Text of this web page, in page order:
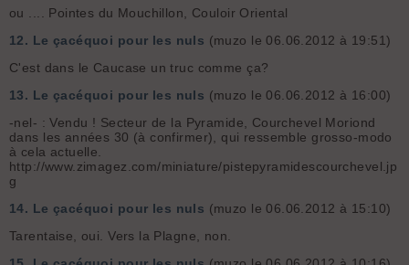
ou .... Pointes du Mouchillon, Couloir Oriental
12. Le çacéquoi pour les nuls (muzo le 06.06.2012 à 19:51)
C'est dans le Caucase un truc comme ça?
13. Le çacéquoi pour les nuls (muzo le 06.06.2012 à 16:00)
-nel- : Vendu ! Secteur de la Pyramide, Courchevel Moriond
dans les années 30 (à confirmer), qui ressemble grosso-modo
à cela actuelle.
http://www.zimagez.com/miniature/pistepyramidescourchevel.jp
g
14. Le çacéquoi pour les nuls (muzo le 06.06.2012 à 15:10)
Tarentaise, oui. Vers la Plagne, non.